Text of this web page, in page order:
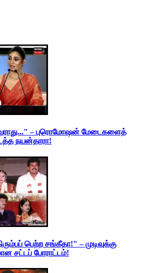
– புரொமோஷன் மேடைகளைத்
நயன்தாரா!
பெற்ற சங்கீதா!" – முடிவுக்கு
சட்டப் போராட்டம்!